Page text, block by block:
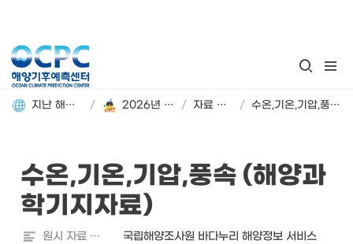
지난 해양기후 분석정보 돌아보기 / 2026년 4월 해양기후 분석정보 / 자료 및 분석 정보 / 수온,기온,기압,풍속 (해양과학기지자료)
수온,기온,기압,풍속 (해양과
학기지자료)
원시 자료 출처